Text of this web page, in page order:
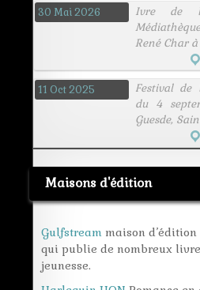
30 Mai 2026
Ivre de
René Char
11 Oct 2025
Festival de
du 4
Guesde,
Maisons d'édition
Gulfstream maison
qui publie de nombreux
jeunesse.